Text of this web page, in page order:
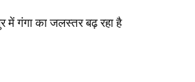
में गंगा का जलस्तर बढ़ रहा है